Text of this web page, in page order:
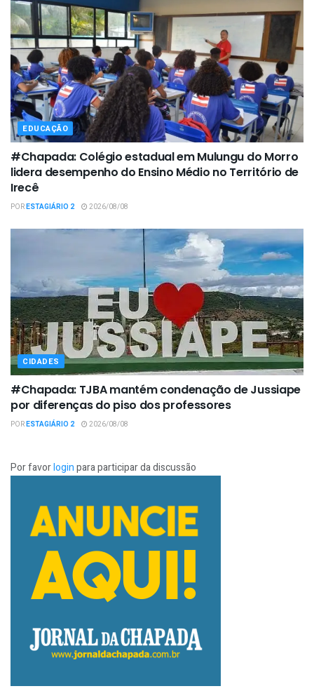
EDUCAÇÃO
#Chapada: Colégio estadual em Mulungu do Morro
lidera desempenho do Ensino Médio no Território de
Irecê
PORESTAGIÁRIO 2 2026/08/08
CIDADES
#Chapada: TJBA mantém condenação de Jussiape
por diferenças do piso dos professores
PORESTAGIÁRIO 2 2026/08/08
Por favorloginpara participar da discussão